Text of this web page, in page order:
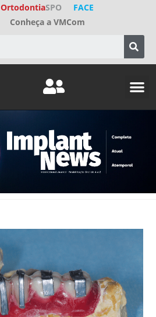
OrtodontiaSPO
FACE
Conheça a VMCom